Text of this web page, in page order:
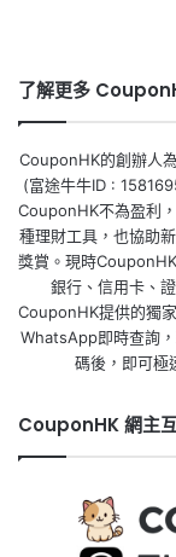
了解更多
CouponHK的創辦人
(富途牛牛ID :
CouponHK不為盈利
種理財工具，也協助
獎賞。現時
銀行、信用卡、
CouponHK提供的獨
WhatsApp即時查詢
碼後，即可極
CouponHK 網主互